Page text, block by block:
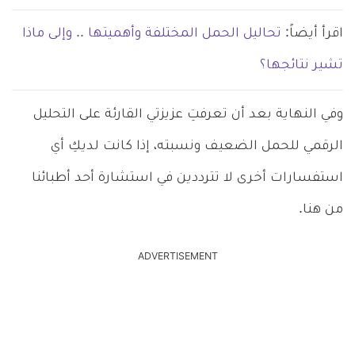
اقرأ أيضاً: تحاليل الحمل المختلفة وأهميتها .. وإلى ماذا
تشير نتائجها؟
وفي النهاية بعد أن تعرفتِ عزيزتي القارئة على التحليل
الرقمي للحمل الضعيف ونسبته، إذا كانت لديكِ أي
استفسارات أخرى لا تترددين في استشارة أحد أطبائنا
من هنا.
ADVERTISEMENT